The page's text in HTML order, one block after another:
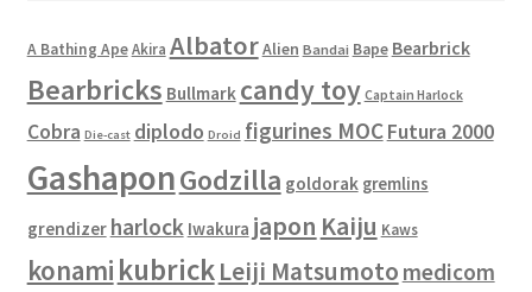
A Bathing Ape Akira AlbatorAlien Bandai Bape Bearbrick
Bearbricks Bullmark candy toy Captain Harlock
Cobra Die-cast diplodo Droid figurines MOCFutura 2000
GashaponGodzilla goldorak gremlins
grendizer harlock Iwakura japon Kaiju Kaws
konami kubrickLeiji Matsumoto medicom